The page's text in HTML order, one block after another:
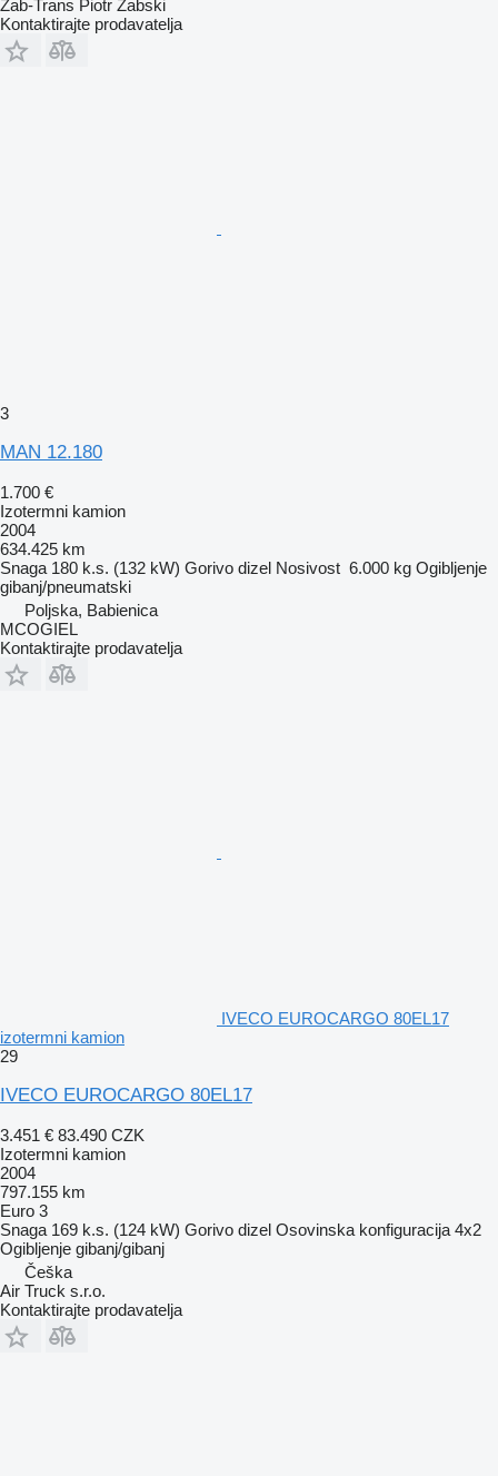
Żab-Trans Piotr Żabski
Kontaktirajte prodavatelja
3
MAN 12.180
1.700 €
Izotermni kamion
2004
634.425 km
Snaga 180 k.s. (132 kW) Gorivo dizel Nosivost 6.000 kg Ogibljenje
gibanj/pneumatski
Poljska, Babienica
MCOGIEL
Kontaktirajte prodavatelja
IVECO EUROCARGO 80EL17
izotermni kamion
29
IVECO EUROCARGO 80EL17
3.451 € 83.490 CZK
Izotermni kamion
2004
797.155 km
Euro 3
Snaga 169 k.s. (124 kW) Gorivo dizel Osovinska konfiguracija 4x2
Ogibljenje gibanj/gibanj
Češka
Air Truck s.r.o.
Kontaktirajte prodavatelja